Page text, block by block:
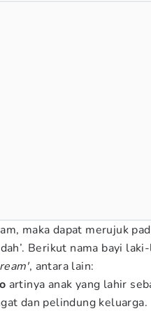
maka dapat merujuk
Berikut nama bayi
, antara lain:
artinya anak yang lahir
dan pelindung keluarga.